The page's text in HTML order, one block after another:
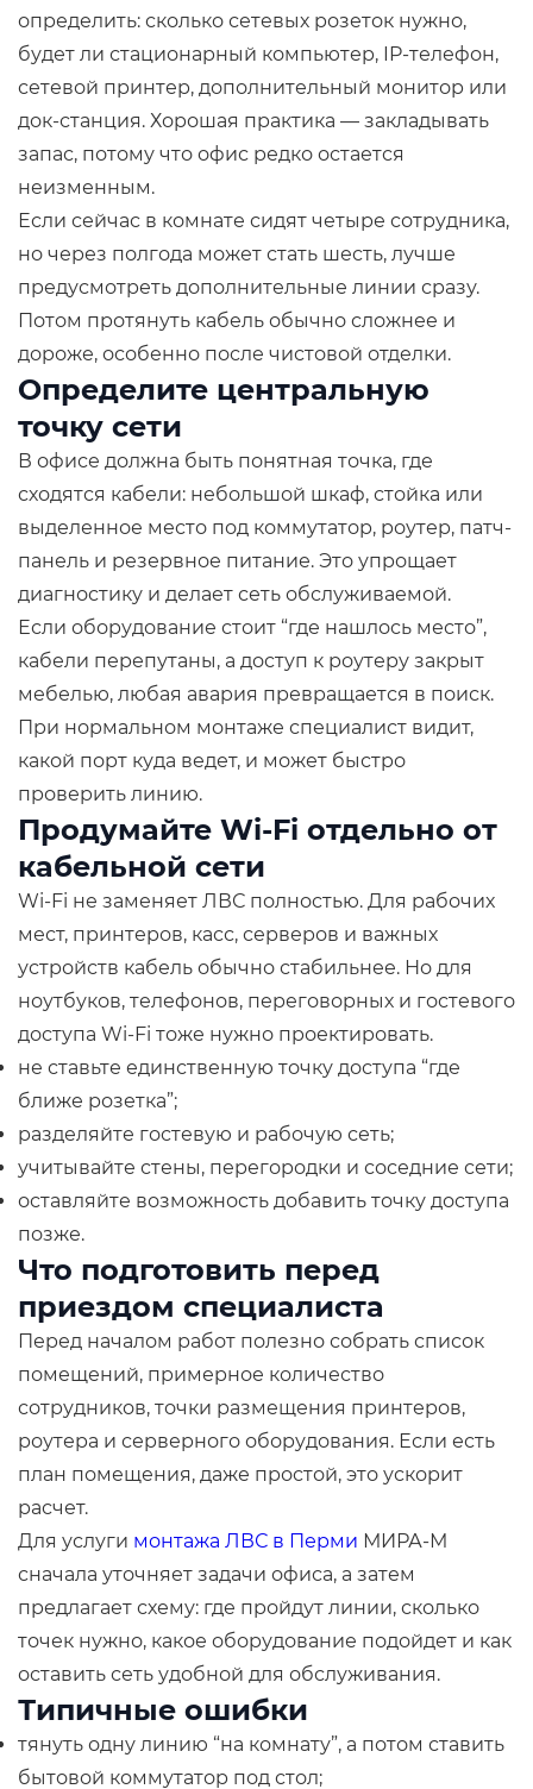
определить: сколько сетевых розеток нужно,
будет ли стационарный компьютер, IP-телефон,
сетевой принтер, дополнительный монитор или
док-станция. Хорошая практика — закладывать
запас, потому что офис редко остается
неизменным.
Если сейчас в комнате сидят четыре сотрудника,
но через полгода может стать шесть, лучше
предусмотреть дополнительные линии сразу.
Потом протянуть кабель обычно сложнее и
дороже, особенно после чистовой отделки.
Определите центральную
точку сети
В офисе должна быть понятная точка, где
сходятся кабели: небольшой шкаф, стойка или
выделенное место под коммутатор, роутер, патч-
панель и резервное питание. Это упрощает
диагностику и делает сеть обслуживаемой.
Если оборудование стоит “где нашлось место”,
кабели перепутаны, а доступ к роутеру закрыт
мебелью, любая авария превращается в поиск.
При нормальном монтаже специалист видит,
какой порт куда ведет, и может быстро
проверить линию.
Продумайте Wi-Fi отдельно от
кабельной сети
Wi-Fi не заменяет ЛВС полностью. Для рабочих
мест, принтеров, касс, серверов и важных
устройств кабель обычно стабильнее. Но для
ноутбуков, телефонов, переговорных и гостевого
доступа Wi-Fi тоже нужно проектировать.
не ставьте единственную точку доступа “где
ближе розетка”;
разделяйте гостевую и рабочую сеть;
учитывайте стены, перегородки и соседние сети;
оставляйте возможность добавить точку доступа
позже.
Что подготовить перед
приездом специалиста
Перед началом работ полезно собрать список
помещений, примерное количество
сотрудников, точки размещения принтеров,
роутера и серверного оборудования. Если есть
план помещения, даже простой, это ускорит
расчет.
Для услуги монтажа ЛВС в Перми МИРА-М
сначала уточняет задачи офиса, а затем
предлагает схему: где пройдут линии, сколько
точек нужно, какое оборудование подойдет и как
оставить сеть удобной для обслуживания.
Типичные ошибки
тянуть одну линию “на комнату”, а потом ставить
бытовой коммутатор под стол;